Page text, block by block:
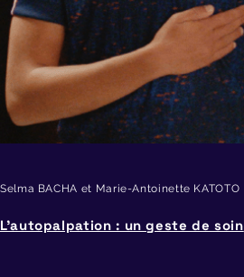
Selma BACHA et Marie-Antoinette KATOTO
L’autopalpation : un geste de soin